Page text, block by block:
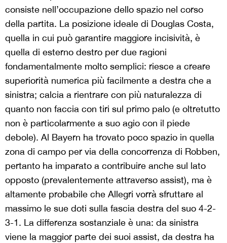
consiste nell’occupazione dello spazio nel corso
della partita. La posizione ideale di Douglas Costa,
quella in cui può garantire maggiore incisività, è
quella di esterno destro per due ragioni
fondamentalmente molto semplici: riesce a creare
superiorità numerica più facilmente a destra che a
sinistra; calcia a rientrare con più naturalezza di
quanto non faccia con tiri sul primo palo (e oltretutto
non è particolarmente a suo agio con il piede
debole). Al Bayern ha trovato poco spazio in quella
zona di campo per via della concorrenza di Robben,
pertanto ha imparato a contribuire anche sul lato
opposto (prevalentemente attraverso assist), ma è
altamente probabile che Allegri vorrà sfruttare al
massimo le sue doti sulla fascia destra del suo 4-2-
3-1. La differenza sostanziale è una: da sinistra
viene la maggior parte dei suoi assist, da destra ha